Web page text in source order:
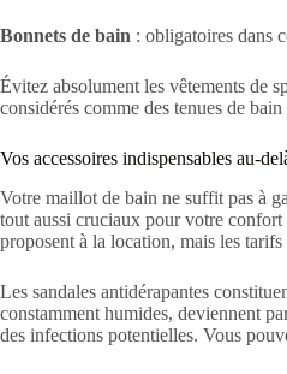
Bonnets de bain : obligatoires dans
Évitez absolument les vêtements de
considérés comme des tenues de
Vos accessoires indispensables au-
Votre maillot de bain ne suffit pas à
tout aussi cruciaux pour votre confort
proposent à la location, mais les
Les sandales antidérapantes
constamment humides, deviennent
des infections potentielles. Vous